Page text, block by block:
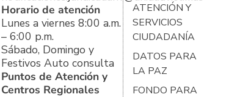
Horario de atención
Lunes a viernes 8:00 a.m.
– 6:00 p.m.
Sábado, Domingo y
Festivos Auto consulta
Puntos de Atención y
Centros Regionales
ATENCIÓN Y
SERVICIOS
CIUDADANÍA
DATOS PARA
LA PAZ
FONDO PARA